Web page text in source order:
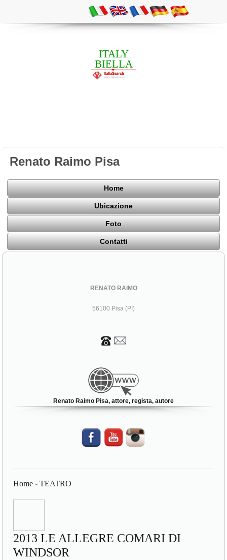
ITALY
BIELLA
Renato Raimo Pisa
Home
Ubicazione
Foto
Contatti
RENATO RAIMO
56100 Pisa (PI)
Renato Raimo Pisa, attore, regista, autore
Home -TEATRO
2013 LE ALLEGRE COMARI DI
WINDSOR